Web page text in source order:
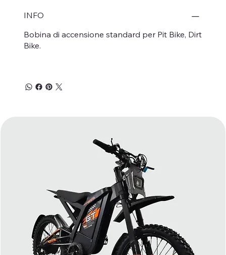
INFO
Bobina di accensione standard per Pit Bike, Dirt
Bike.